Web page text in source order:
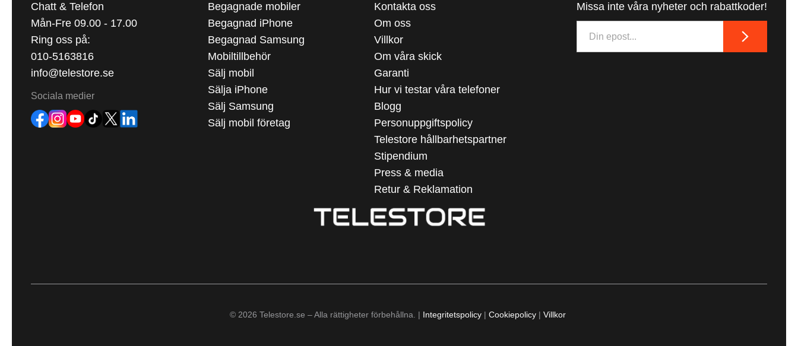
Chatt & Telefon
Mån-Fre 09.00 - 17.00
Ring oss på:
010-5163816
info@telestore.se
Sociala medier
Begagnade mobiler
Begagnad iPhone
Begagnad Samsung
Mobiltillbehör
Sälj mobil
Sälja iPhone
Sälj Samsung
Sälj mobil företag
Kontakta oss
Om oss
Villkor
Om våra skick
Garanti
Hur vi testar våra telefoner
Blogg
Personuppgiftspolicy
Telestore hållbarhetspartner
Stipendium
Press & media
Retur & Reklamation
Missa inte våra nyheter och rabattkoder!
© 2026 Telestore.se – Alla rättigheter förbehållna. | Integritetspolicy | Cookiepolicy | Villkor